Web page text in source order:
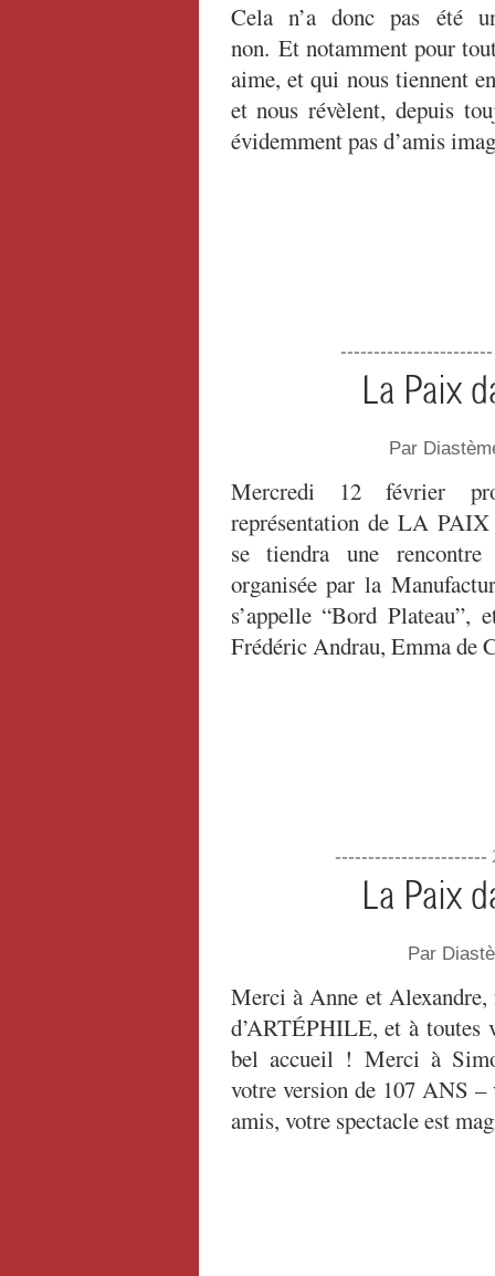
Cela n’a donc pas été
non. Et notamment pour
aime, et qui nous tiennent
et nous révèlent, depuis
évidemment pas d’amis
La Paix
Par
Mercredi 12 février
représentation de LA
se tiendra une rencontre
organisée par la
s’appelle “Bord Plateau”,
Frédéric Andrau, Emma de
-----------------------
La Paix
Par
Merci à Anne et
d’ARTÉPHILE, et à toutes
bel accueil ! Merci à
votre version de 107 ANS –
amis, votre spectacle est